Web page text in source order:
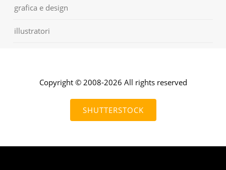
grafica e design
illustratori
Copyright © 2008-2026 All rights reserved
SHUTTERSTOCK